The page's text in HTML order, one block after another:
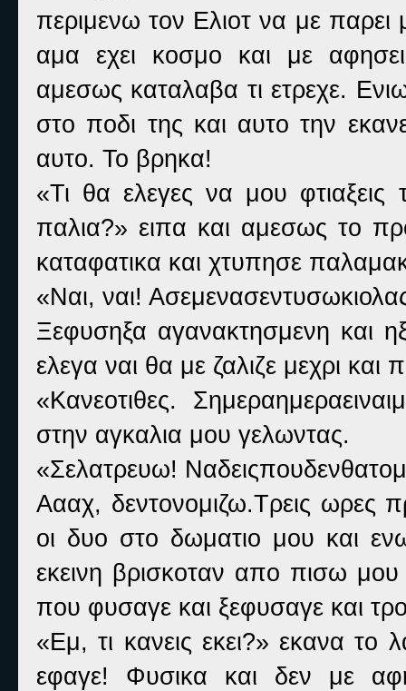
περιμενω τον Ελιοτ να με παρει
αμα εχει κοσμο και με
αμεσως καταλαβα τι ετρεχε.
στο ποδι της και αυτο την
αυτο. Το βρηκα!
«Τι θα ελεγες να μου
παλια?» ειπα και αμεσως το
καταφατικα και χτυπησε
«Ναι, ναι!
Ξεφυσηξα αγανακτησμενη και
ελεγα ναι θα με ζαλιζε μεχρι
«Κανεοτιθες.
στην αγκαλια μου γελωντας.
«Σελατρευω!
Αααχ, δεντονομιζω.Τρεις ωρες
οι δυο στο δωματιο μου και
εκεινη βρισκοταν απο πισω
που φυσαγε και ξεφυσαγε και
«Εμ, τι κανεις εκει?» εκανα
εφαγε! Φυσικα και δεν με